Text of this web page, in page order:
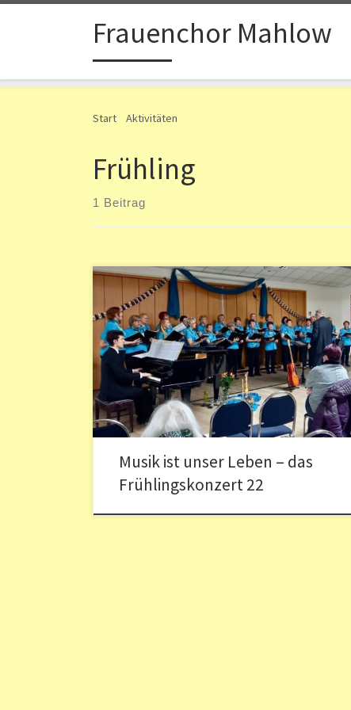
Zum Inhalt springenFrauenchor Mahlow
Start Aktivitäten
Frühling
1 Beitrag
Am Sonntag, dem 3. April, konnten wir endlich wieder
zu einem Indoor-Konzert einladen – und 128 Gäste
kamen. Sie klatschten fleißig und lobten anschließend
die Qualität, die meisten hatten nichts von der
Improvisation gemerkt. Die war doch nötig gewesen,
denn pandemiebedingt war ein Teil der Sängerinnen
nicht oder selten zu […]
Musik ist unser Leben – das
Frühlingskonzert 22